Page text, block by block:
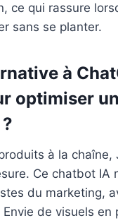
ce qui rassure
sans se planter.
à
optimiser
à la chaîne,
Ce chatbot IA
du marketing,
Envie de visuels en